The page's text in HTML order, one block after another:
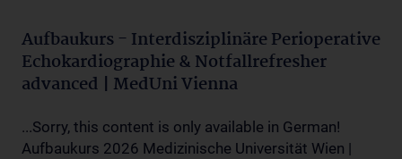
Aufbaukurs - Interdisziplinäre Perioperative
Echokardiographie & Notfallrefresher
advanced | MedUni Vienna
...Sorry, this content is only available in German!
Aufbaukurs 2026 Medizinische Universität Wien |